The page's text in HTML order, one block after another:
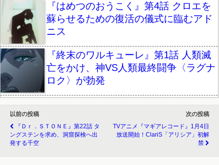
『はめつのおうこく』第4話 クロエを
蘇らせるための復活の儀式に臨むアド
ニス
『終末のワルキューレ』第1話 人類滅
亡をかけ、神VS人類最終闘争〈ラグナ
ロク〉が勃発
以前の投稿
『Ｄｒ．ＳＴＯＮＥ』第22話 タ
ングステンを求め、洞窟探検へ出
発する千空
次の投稿
TVアニメ『マギアレコード』1月4日
放送開始！ClariS「アリシア」初解
禁